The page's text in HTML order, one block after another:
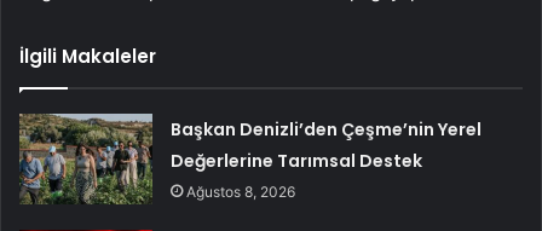
İlgili Makaleler
Başkan Denizli’den Çeşme’nin Yerel
Değerlerine Tarımsal Destek
Ağustos 8, 2026